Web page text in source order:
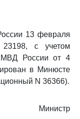
13 февраля
23198, с учетом
МВД России от 4
в Минюсте
N 36366).
Министр